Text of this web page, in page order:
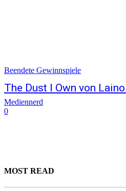
Beendete Gewinnspiele
The Dust I Own von
Mediennerd
0
MOST READ